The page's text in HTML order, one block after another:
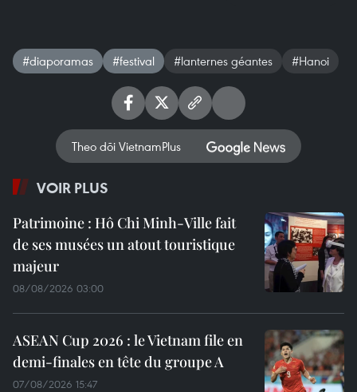
#diaporamas #festival #lanternes géantes #Hanoi
Theo dõi VietnamPlus
VOIR PLUS
Patrimoine : Hô Chi Minh-Ville fait
de ses musées un atout touristique
majeur
08/08/2026 03:00
ASEAN Cup 2026 : le Vietnam file en
demi-finales en tête du groupe A
07/08/2026 15:47